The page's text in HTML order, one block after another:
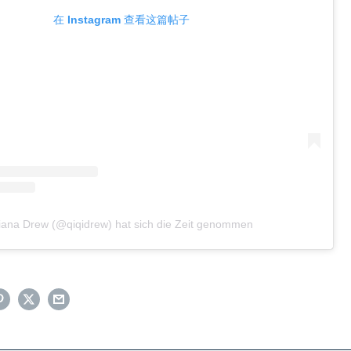
在 Instagram 查看这篇帖子
Drew (@qiqidrew) hat sich die Zeit genommen